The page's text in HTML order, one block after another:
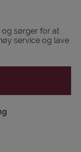
og sørger for at
service og lave